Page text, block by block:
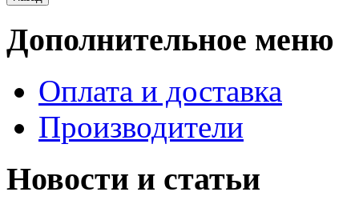
Дополнительное меню
Оплата и доставка
Производители
Новости и статьи